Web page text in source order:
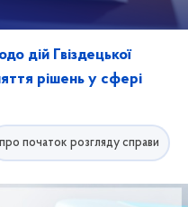
дій Гвіздецької
рішень у сфері
про початок розгляду справи